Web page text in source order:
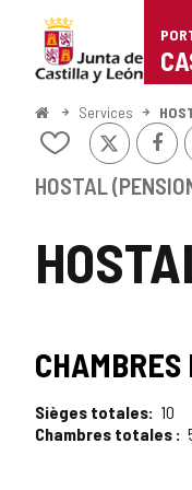
Portal
de
Turismo
Castilla
León
<
Accueil
Services
Ajouter/retirer
contenu
X
TIPO
HOSTAL
CHAMBRES
Sièges totales
10
Chambres totales